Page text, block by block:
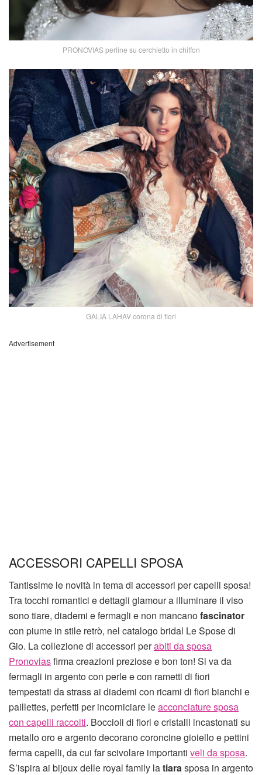
PRONOVIAS perline su cerchietto in chiffon
GALIA LAHAV corona di fiori
Advertisement
ACCESSORI CAPELLI SPOSA
Tantissime le novità in tema di accessori per capelli sposa!
Tra tocchi romantici e dettagli glamour a illuminare il viso
sono tiare, diademi e fermagli e non mancanofascinator
con piume in stile retrò, nel catalogo bridal Le Spose di
Gio. La collezione di accessori perabiti da sposa
Pronoviasfirma creazioni preziose e bon ton! Si va da
fermagli in argento con perle e con rametti di fiori
tempestati da strass ai diademi con ricami di fiori bianchi e
paillettes, perfetti per incorniciare leacconciature sposa
con capelli raccolti. Boccioli di fiori e cristalli incastonati su
metallo oro e argento decorano coroncine gioiello e pettini
ferma capelli, da cui far scivolare importanti veli da sposa.
S’ispira ai bijoux delle royal family latiarasposa in argento